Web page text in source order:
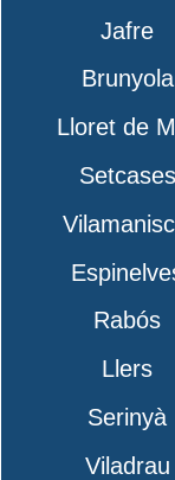
Jafre
Brunyola
Lloret de
Setcases
Rabós
Llers
Serinyà
Viladrau